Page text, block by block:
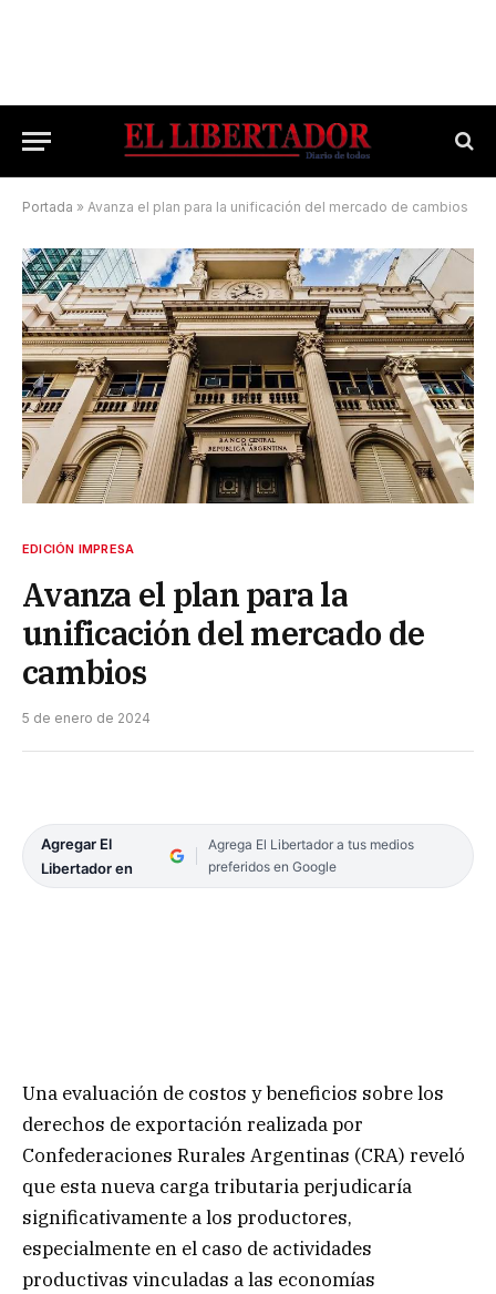
Portada » Avanza el plan para la unificación del mercado de cambios
EDICIÓN IMPRESA
Avanza el plan para la
unificación del mercado de
cambios
5 de enero de 2024
Agregar El
Libertador en
Agrega El Libertador a tus medios
preferidos en Google
Una evaluación de costos y beneficios sobre los
derechos de exportación realizada por
Confederaciones Rurales Argentinas (CRA) reveló
que esta nueva carga tributaria perjudicaría
significativamente a los productores,
especialmente en el caso de actividades
productivas vinculadas a las economías